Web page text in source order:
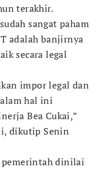
terakhir.
sangat paham
adalah banjirnya
secara legal
impor legal dan
hal ini
Bea Cukai,”
dikutip Senin
dinilai